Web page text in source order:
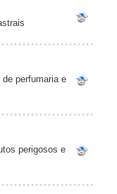
perfumaria e
perigosos e